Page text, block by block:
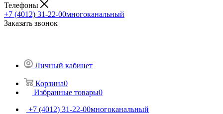
Телефоны
+7 (4012) 31-22-00многоканальный
Заказать звонок
Личный кабинет
Корзина0
Избранные товары0
+7 (4012) 31-22-00многоканальный